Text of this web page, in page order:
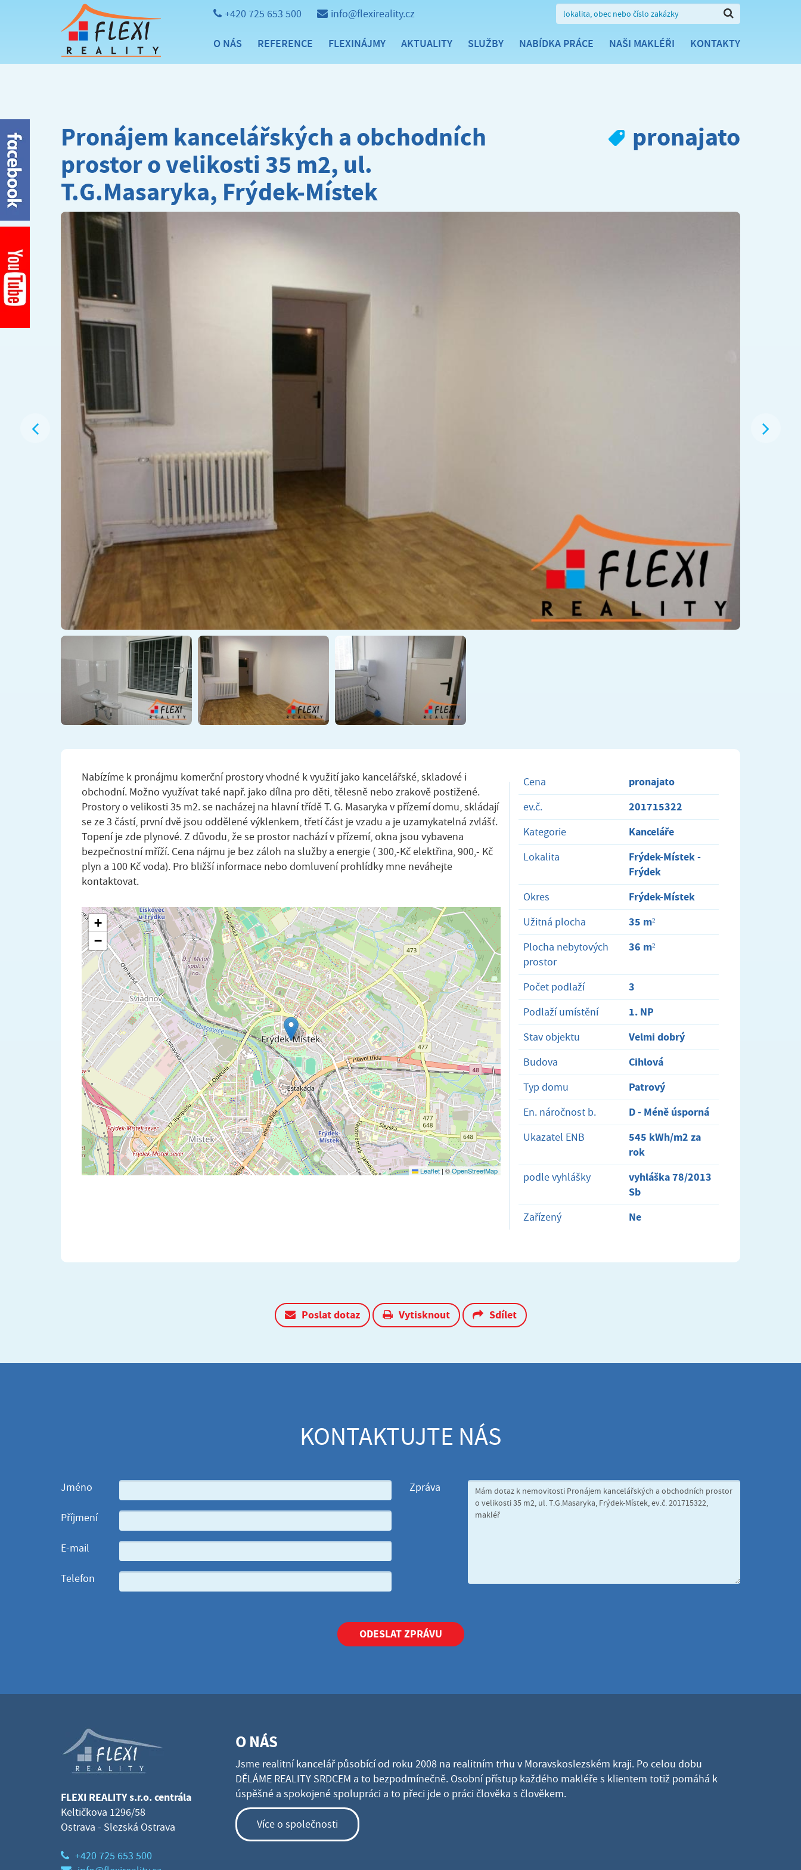
+420 725 653 500 info@flexireality.cz
O NÁS REFERENCE FLEXINÁJMY AKTUALITY SLUŽBY NABÍDKA PRÁCE NAŠI MAKLÉŘI KONTAKTY
Pronájem kancelářských a obchodních
prostor o velikosti 35 m2, ul.
T.G.Masaryka, Frýdek-Místek
pronajato
Nabízíme k pronájmu komerční prostory vhodné k využití jako kancelářské, skladové i
obchodní. Možno využívat také např. jako dílna pro děti, tělesně nebo zrakově postižené.
Prostory o velikosti 35 m2. se nacházej na hlavní třídě T. G. Masaryka v přízemí domu, skládají
se ze 3 částí, první dvě jsou oddělené výklenkem, třetí část je vzadu a je uzamykatelná zvlášť.
Topení je zde plynové. Z důvodu, že se prostor nachází v přízemí, okna jsou vybavena
bezpečnostní mříží. Cena nájmu je bez záloh na služby a energie ( 300,-Kč elektřina, 900,- Kč
plyn a 100 Kč voda). Pro bližší informace nebo domluvení prohlídky mne neváhejte
kontaktovat.
+
−
Leaflet | ©OpenStreetMap
Cena pronajato
ev.č. 201715322
Kategorie Kanceláře
Lokalita
Frýdek-Místek -
Frýdek
Okres Frýdek-Místek
Užitná plocha 35 m²
Plocha nebytových
prostor
36 m²
Počet podlaží 3
Podlaží umístění 1. NP
Stav objektu Velmi dobrý
Budova Cihlová
Typ domu Patrový
En. náročnost b. D - Méně úsporná
Ukazatel ENB
545 kWh/m2 za
rok
podle vyhlášky
vyhláška 78/2013
Sb
Zařízený Ne
Poslat dotaz Vytisknout Sdílet
KONTAKTUJTE NÁS
Jméno
Příjmení
E-mail
Telefon
Zpráva
ODESLAT ZPRÁVU
FLEXI REALITY s.r.o. centrála
Keltičkova 1296/58
Ostrava - Slezská Ostrava
+420 725 653 500
O NÁS
Jsme realitní kancelář působící od roku 2008 na realitním trhu v Moravskoslezském kraji. Po celou dobu
DĚLÁME REALITY SRDCEM a to bezpodmínečně. Osobní přístup každého makléře s klientem totiž pomáhá k
úspěšné a spokojené spolupráci a to přeci jde o práci člověka s člověkem.
Více o společnosti